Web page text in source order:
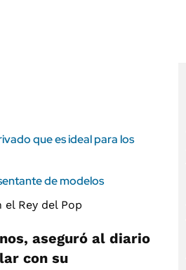
que es ideal para los
de modelos
aseguró al diario
con su